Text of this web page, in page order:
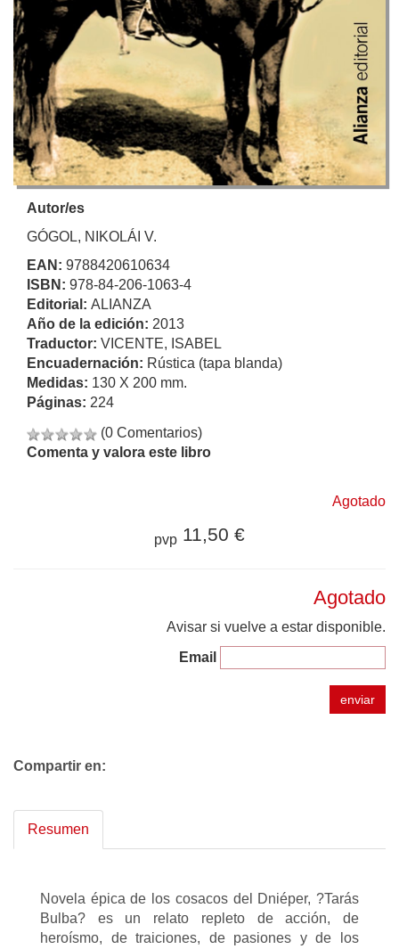
Autor/es
GÓGOL, NIKOLÁI V.
EAN: 9788420610634
ISBN: 978-84-206-1063-4
Editorial: ALIANZA
Año de la edición: 2013
Traductor: VICENTE, ISABEL
Encuadernación: Rústica (tapa blanda)
Medidas: 130 X 200 mm.
Páginas: 224
(0 Comentarios)
Comenta y valora este libro
Agotado
pvp 11,50 €
Agotado
Avisar si vuelve a estar disponible.
Email
enviar
Compartir en:
Resumen
Novela épica de los cosacos del Dniéper, ?Tarás
Bulba? es un relato repleto de acción, de
heroísmo, de traiciones, de pasiones y de los